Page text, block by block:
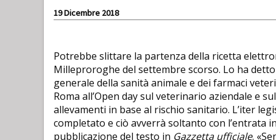
19 Dicembre 2018
Potrebbe slittare la partenza della ricetta
Milleproroghe del settembre scorso. Lo ha
generale della sanità animale e dei farmaci
Roma all’Open day sul veterinario aziendale e
allevamenti in base al rischio sanitario. L’iter
completato e ciò avverrà soltanto con l’entrata
pubblicazione del testo in Gazzetta ufficiale.